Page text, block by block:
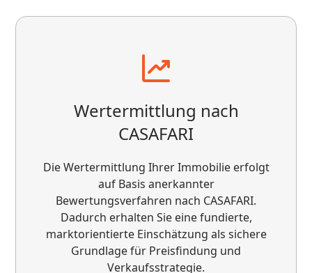
Sehr motiviert, kurze Reaktionszeiten
Engagierte Verwaltung
Wertermittlung nach
CASAFARI
Die Wertermittlung Ihrer Immobilie erfolgt
auf Basis anerkannter
Bewertungsverfahren nach CASAFARI.
Dadurch erhalten Sie eine fundierte,
marktorientierte Einschätzung als sichere
Grundlage für Preisfindung und
Verkaufsstrategie.